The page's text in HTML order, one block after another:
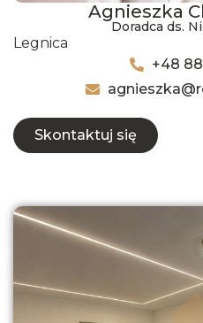
Agnieszka
Doradca ds.
Legnica
+48
Skontaktuj się